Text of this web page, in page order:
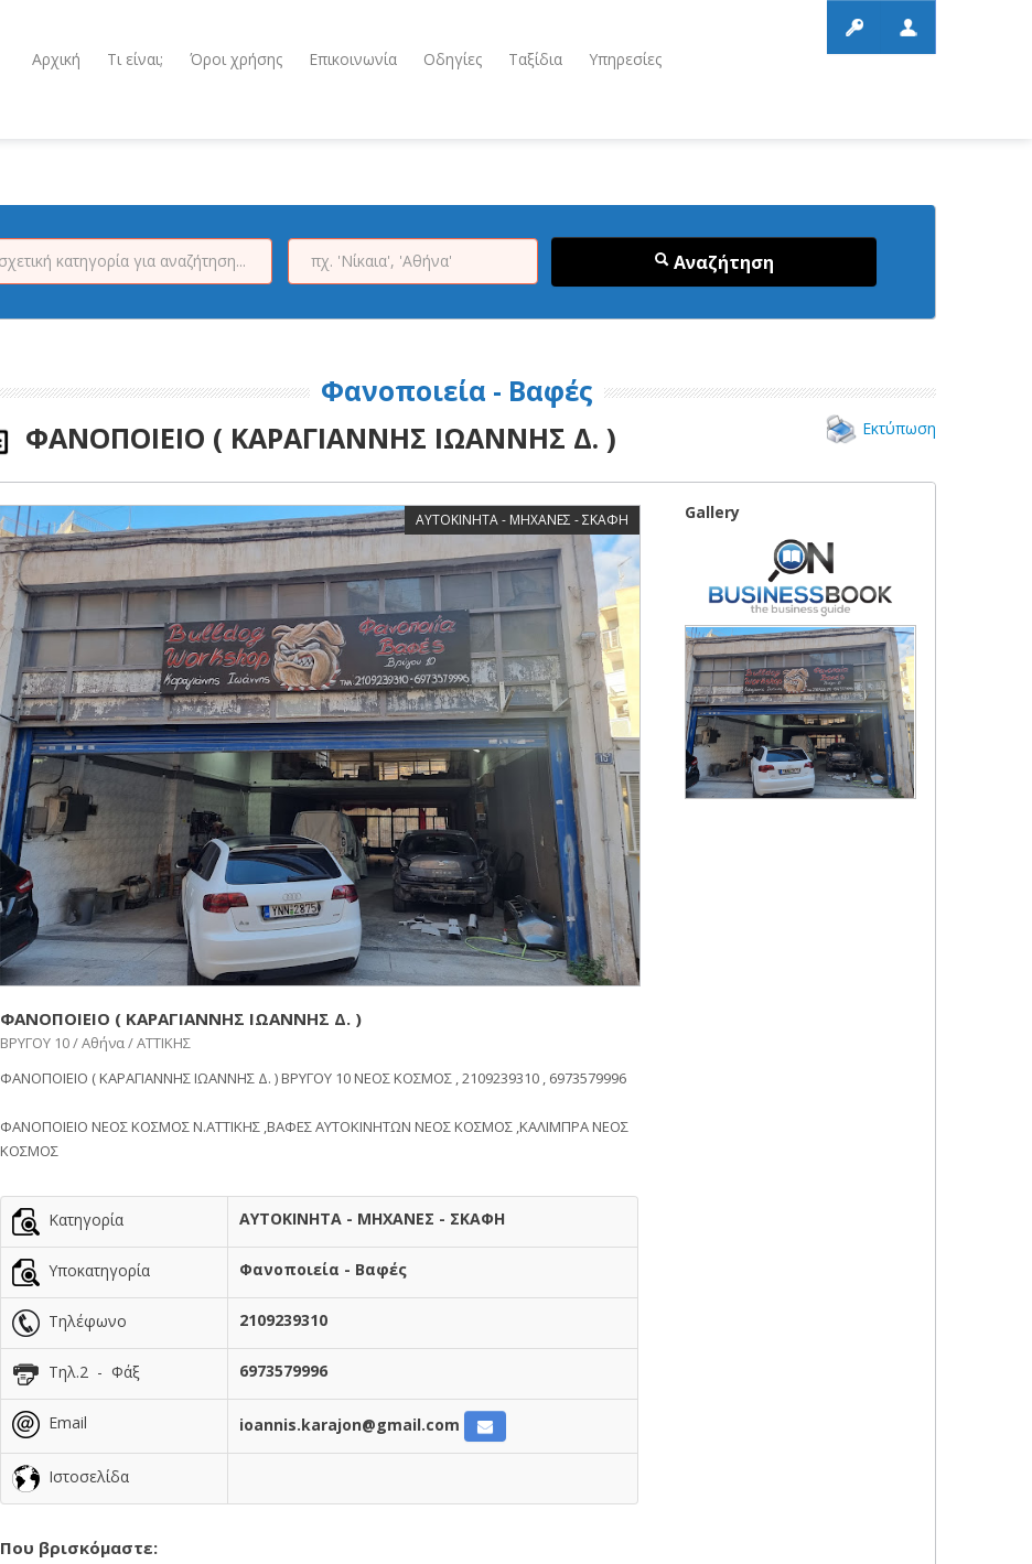
Αρχική Τι είναι; Όροι χρήσης Επικοινωνία Οδηγίες Ταξίδια Υπηρεσίες
Αναζήτηση
Φανοποιεία - Βαφές
ΦΑΝΟΠΟΙΕΙΟ ( ΚΑΡΑΓΙΑΝΝΗΣ ΙΩΑΝΝΗΣ Δ. ) Εκτύπωση
ΑΥΤΟΚΙΝΗΤΑ - ΜΗΧΑΝΕΣ - ΣΚΑΦΗ
ΦΑΝΟΠΟΙΕΙΟ ( ΚΑΡΑΓΙΑΝΝΗΣ ΙΩΑΝΝΗΣ Δ. )
ΒΡΥΓΟΥ 10 / Αθήνα / ΑΤΤΙΚΗΣ
ΦΑΝΟΠΟΙΕΙΟ ( ΚΑΡΑΓΙΑΝΝΗΣ ΙΩΑΝΝΗΣ Δ. ) ΒΡΥΓΟΥ 10 ΝΕΟΣ ΚΟΣΜΟΣ , 2109239310 , 6973579996
ΦΑΝΟΠΟΙΕΙΟ ΝΕΟΣ ΚΟΣΜΟΣ Ν.ΑΤΤΙΚΗΣ ,ΒΑΦΕΣ ΑΥΤΟΚΙΝΗΤΩΝ ΝΕΟΣ ΚΟΣΜΟΣ ,ΚΑΛΙΜΠΡΑ ΝΕΟΣ
ΚΟΣΜΟΣ
Κατηγορία ΑΥΤΟΚΙΝΗΤΑ - ΜΗΧΑΝΕΣ - ΣΚΑΦΗ
Υποκατηγορία Φανοποιεία - Βαφές
Τηλέφωνο 2109239310
Τηλ.2 - Φάξ 6973579996
Email ioannis.karajon@gmail.com
Ιστοσελίδα
Που βρισκόμαστε:
Gallery